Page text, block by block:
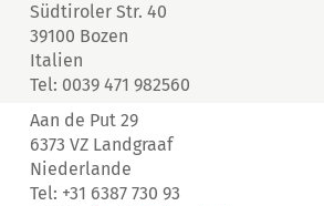
Südtiroler Str. 40
39100 Bozen
Italien
Tel: 0039 471 982560
Aan de Put 29
6373 VZ Landgraaf
Niederlande
Tel: +31 6387 730 93